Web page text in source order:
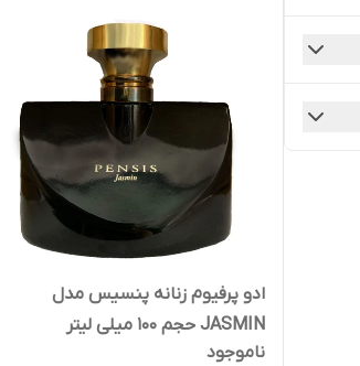
ادو پرفیوم زنانه پنسیس مدل
JASMIN حجم 100 میلی لیتر
ناموجود